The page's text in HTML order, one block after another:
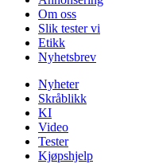
Om oss
Slik tester vi
Etikk
Nyhetsbrev
Nyheter
Skråblikk
KI
Video
Tester
Kjøpshjelp